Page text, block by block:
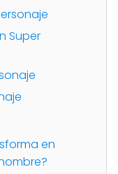
Super
en